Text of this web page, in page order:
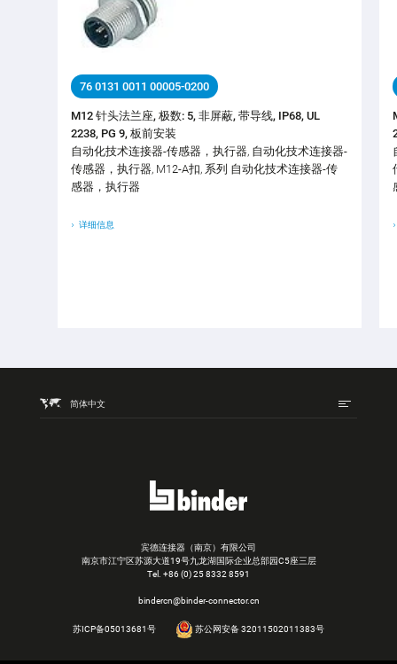
76 0131 0011 00005-0200
M12 针头法兰座, 极数: 5, 非屏蔽, 带导线, IP68, UL
2238, PG 9, 板前安装
自动化技术连接器-传感器，执行器, 自动化技术连接器-
传感器，执行器, M12-A扣, 系列 自动化技术连接器-传
感器，执行器
详细信息
简体中文
宾德连接器（南京）有限公司
南京市江宁区苏源大道19号九龙湖国际企业总部园C5座三层
Tel. +86 (0) 25 8332 8591
bindercn@binder-connector.cn
苏ICP备05013681号 苏公网安备 32011502011383号